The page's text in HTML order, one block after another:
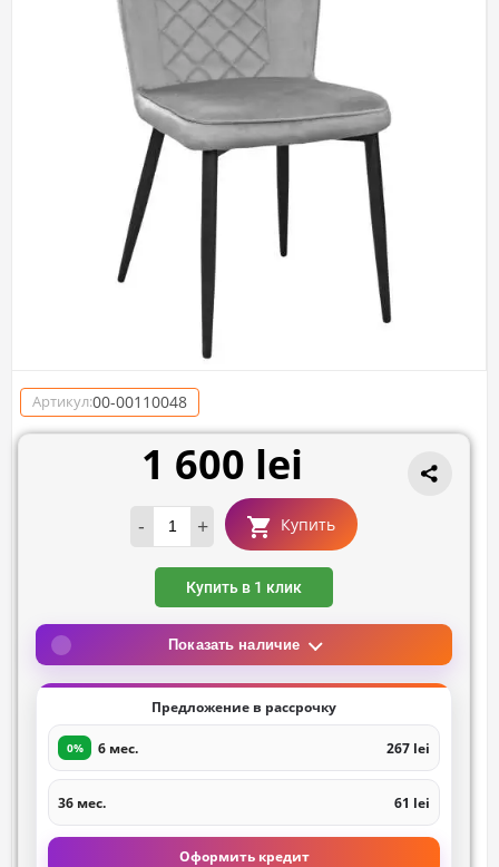
Артикул:00-00110048
1 600 lei
- + Купить
Купить в 1 клик
Показать наличие
Предложение в рассрочку
0% 6 мес. 267 lei
36 мес. 61 lei
Оформить кредит